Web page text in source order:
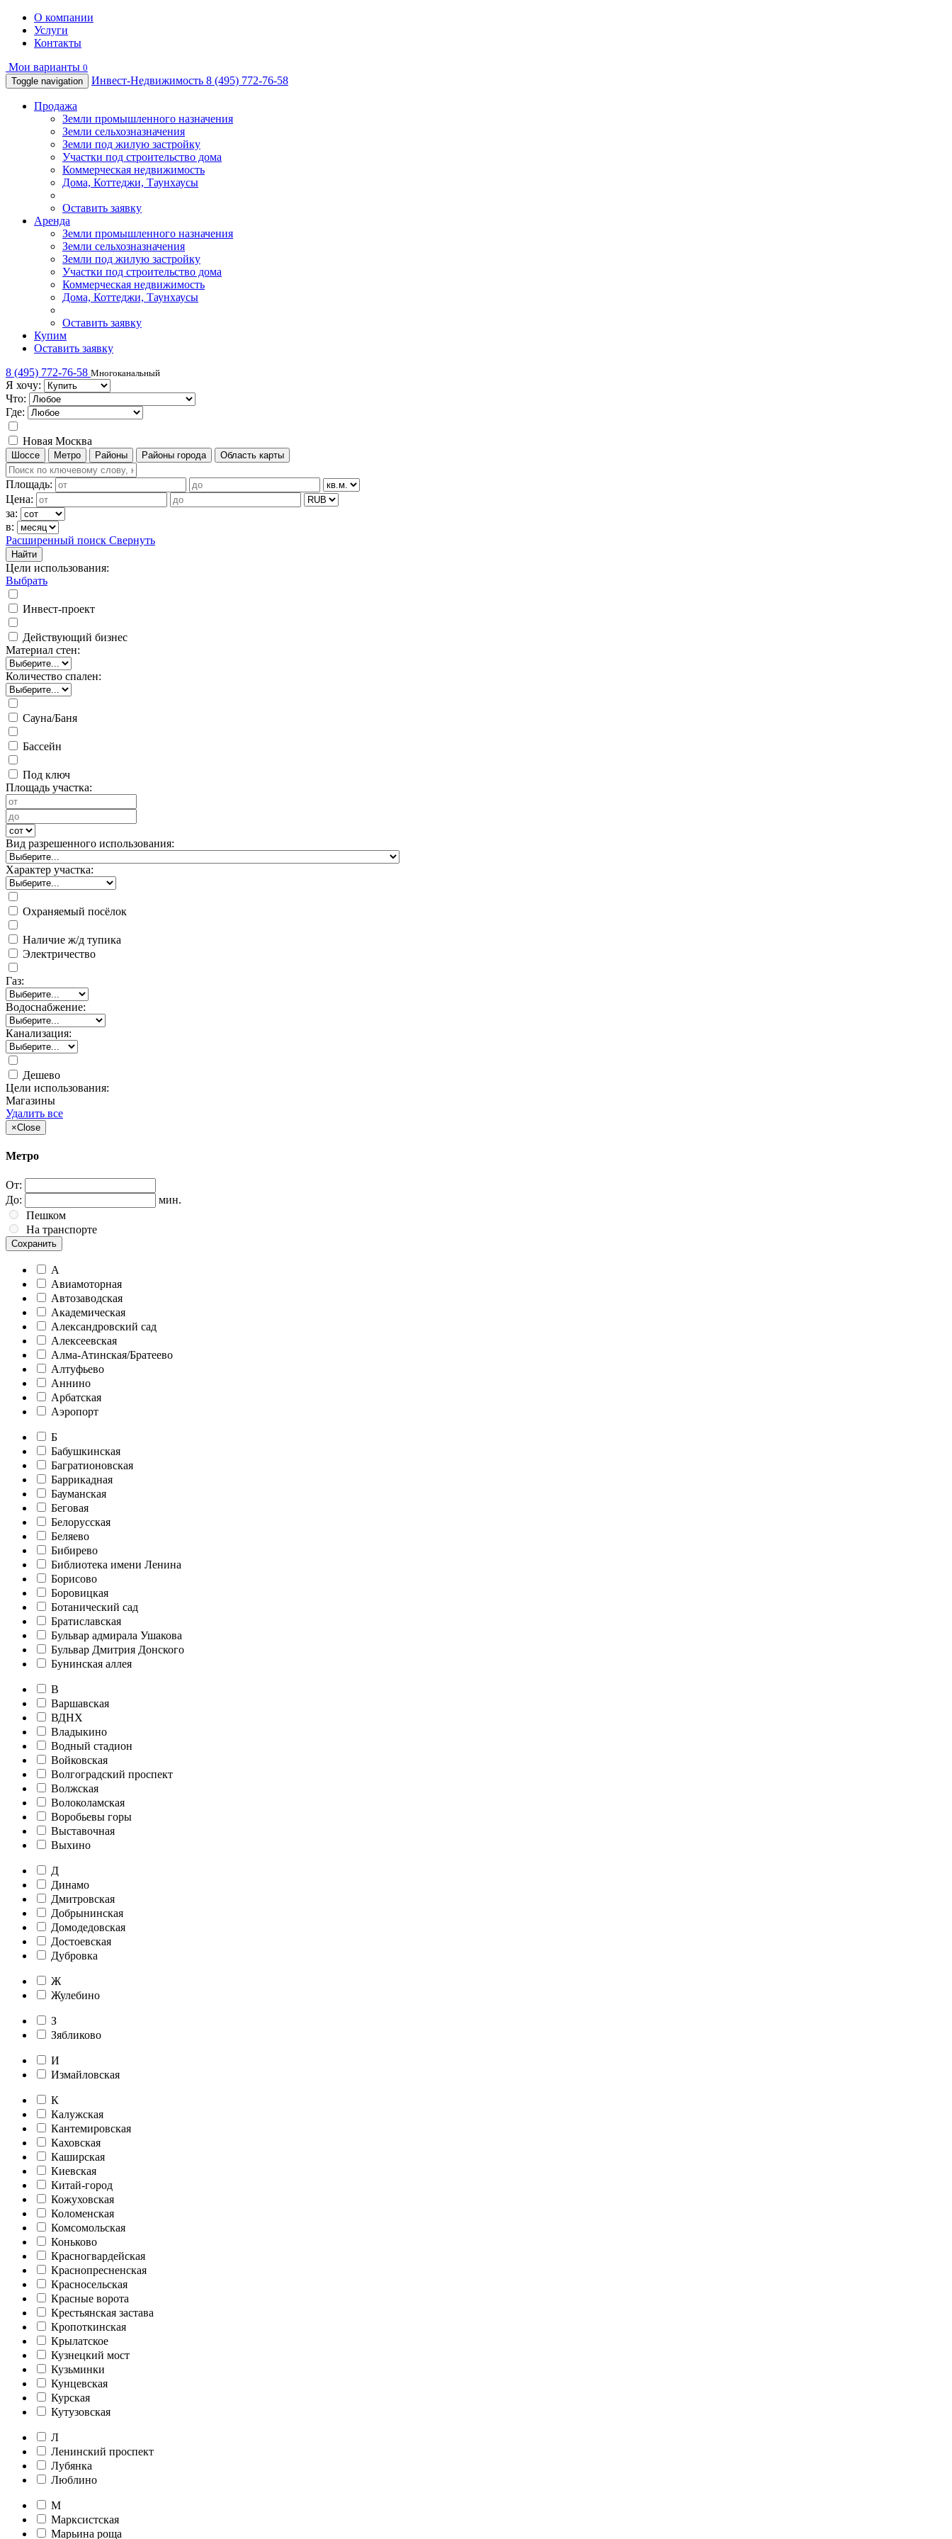
О компании
Услуги
Контакты
Мои варианты 0
Toggle navigation
Инвест-Недвижимость 8 (495) 772-76-58
Продажа
Земли промышленного назначения
Земли сельхозназначения
Земли под жилую застройку
Участки под строительство дома
Коммерческая недвижимость
Дома, Коттеджи, Таунхаусы
Оставить заявку
Аренда
Земли промышленного назначения
Земли сельхозназначения
Земли под жилую застройку
Участки под строительство дома
Коммерческая недвижимость
Дома, Коттеджи, Таунхаусы
Оставить заявку
Купим
Оставить заявку
8 (495) 772-76-58 Многоканальный
Я хочу:
Что:
Где:
Новая Москва
Шоссе Метро Районы Районы города Область карты
Площадь:
Цена:
за:
в:
Расширенный поиск Свернуть
Найти
Цели использования:
Выбрать
Инвест-проект
Действующий бизнес
Материал стен:
Количество спален:
Сауна/Баня
Бассейн
Под ключ
Площадь участка:
Вид разрешенного использования:
Характер участка:
Охраняемый посёлок
Наличие ж/д тупика
Электричество
Газ:
Водоснабжение:
Канализация:
Дешево
Цели использования:
Магазины
Удалить все
×Close
Метро
От:
До:
мин.
Пешком
На транспорте
Сохранить
А
Авиамоторная
Автозаводская
Академическая
Александровский сад
Алексеевская
Алма-Атинская/Братеево
Алтуфьево
Аннино
Арбатская
Аэропорт
Б
Бабушкинская
Багратионовская
Баррикадная
Бауманская
Беговая
Белорусская
Беляево
Бибирево
Библиотека имени Ленина
Борисово
Боровицкая
Ботанический сад
Братиславская
Бульвар адмирала Ушакова
Бульвар Дмитрия Донского
Бунинская аллея
В
Варшавская
ВДНХ
Владыкино
Водный стадион
Войковская
Волгоградский проспект
Волжская
Волоколамская
Воробьевы горы
Выставочная
Выхино
Д
Динамо
Дмитровская
Добрынинская
Домодедовская
Достоевская
Дубровка
Ж
Жулебино
З
Зябликово
И
Измайловская
К
Калужская
Кантемировская
Каховская
Каширская
Киевская
Китай-город
Кожуховская
Коломенская
Комсомольская
Коньково
Красногвардейская
Краснопресненская
Красносельская
Красные ворота
Крестьянская застава
Кропоткинская
Крылатское
Кузнецкий мост
Кузьминки
Кунцевская
Курская
Кутузовская
Л
Ленинский проспект
Лубянка
Люблино
М
Марксистская
Марьина роща